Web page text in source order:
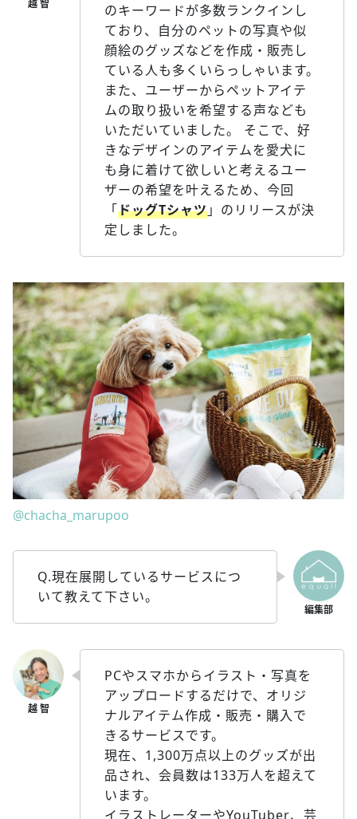
のキーワードが多数ランクインし
ており、自分のペットの写真や似
顔絵のグッズなどを作成・販売し
ている人も多くいらっしゃいます。
また、ユーザーからペットアイテ
ムの取り扱いを希望する声なども
いただいていました。 そこで、好
きなデザインのアイテムを愛犬に
も身に着けて欲しいと考えるユー
ザーの希望を叶えるため、今回
「ドッグTシャツ」のリリースが決
定しました。
@chacha_marupoo
Q.現在展開しているサービスにつ
いて教えて下さい。
PCやスマホからイラスト・写真を
アップロードするだけで、オリジ
ナルアイテム作成・販売・購入で
きるサービスです。
現在、1,300万点以上のグッズが出
品され、会員数は133万人を超えて
います。
イラストレーターやYouTuber、芸